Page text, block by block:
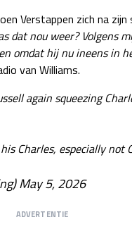
Verstappen zich na
dat nou weer? Volgens
omdat hij nu ineens in
van Williams.
again squeezing
Charles, especially not
May 5, 2026
ADVERTENTIE